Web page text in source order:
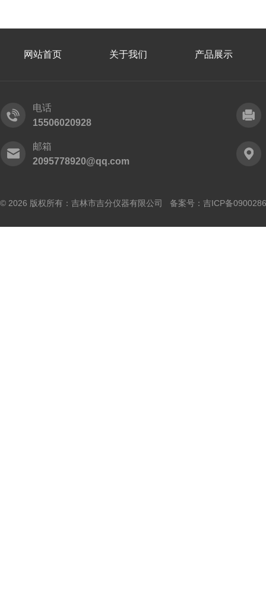
网站首页 关于我们 产品展示
电话
15506020928
邮箱
2095778920@qq.com
© 2026 版权所有：吉林市吉分仪器有限公司 备案号： 吉ICP备